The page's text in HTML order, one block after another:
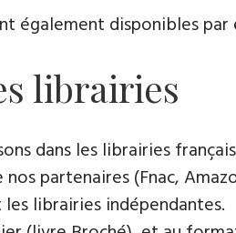
également disponibles par
librairies
dans les librairies
partenaires (Fnac,
librairies indépendantes.